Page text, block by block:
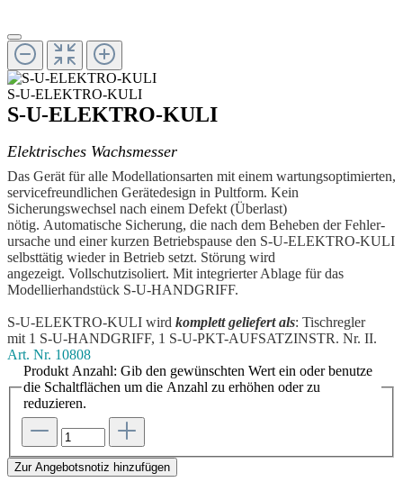
S-U-ELEKTRO-KULI
S-U-ELEKTRO-KULI
Elektrisches Wachsmesser
Das Gerät für alle Modellationsarten mit einem wartungsoptimierten,
servicefreundlichen Gerätedesign in Pultform. Kein
Sicherungswechsel nach einem Defekt (Überlast)
nötig. Automatische Sicherung, die nach dem Beheben der Fehler­
ursache und einer kurzen Betriebspause den S-U-ELEKTRO-KULI
selbsttätig wieder in Betrieb setzt. Störung wird
angezeigt. Vollschutzisoliert. Mit integrierter Ablage für das
Modellierhandstück S-U-HANDGRIFF.
S-U-ELEKTRO-KULI wird komplett geliefert als: Tischregler
mit 1 S-U-HANDGRIFF, 1 S-U-PKT-AUFSATZINSTR. Nr. II.
Art. Nr. 10808
Produkt Anzahl: Gib den gewünschten Wert ein oder benutze
die Schaltflächen um die Anzahl zu erhöhen oder zu
reduzieren.
Zur Angebotsnotiz hinzufügen